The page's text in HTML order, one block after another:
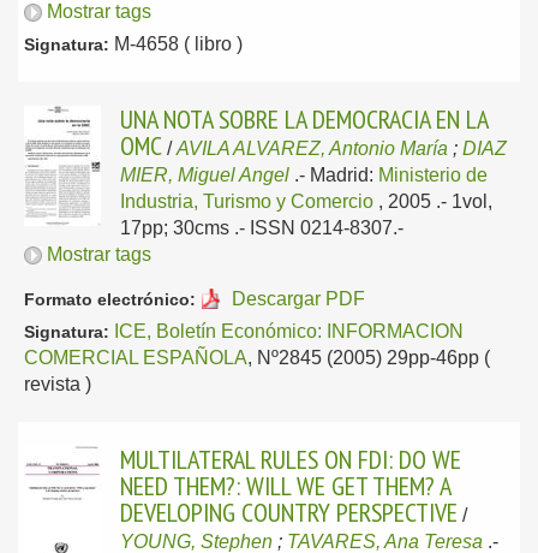
Mostrar tags
Signatura: M-4658 ( libro )
UNA NOTA SOBRE LA DEMOCRACIA EN LA
OMC /AVILA ALVAREZ, Antonio María ; DIAZ
MIER, Miguel Angel .- Madrid: Ministerio de
Industria, Turismo y Comercio , 2005 .- 1vol,
17pp; 30cms .- ISSN 0214-8307.-
Mostrar tags
Formato electrónico: Descargar PDF
Signatura: ICE, Boletín Económico: INFORMACION
COMERCIAL ESPAÑOLA, Nº2845 (2005) 29pp-46pp (
revista )
MULTILATERAL RULES ON FDI: DO WE
NEED THEM?: WILL WE GET THEM? A
DEVELOPING COUNTRY PERSPECTIVE /
YOUNG, Stephen ; TAVARES, Ana Teresa .-